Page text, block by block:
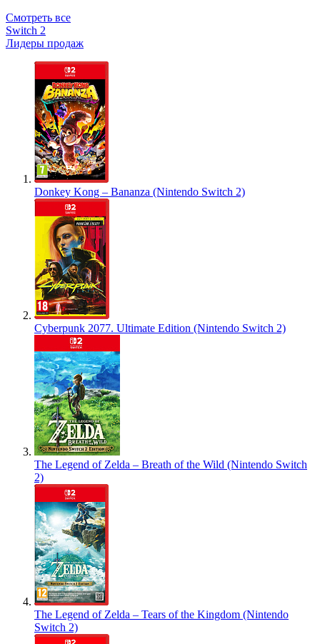
Смотреть все
Switch 2
Лидеры продаж
Donkey Kong – Bananza (Nintendo Switch 2)
Cyberpunk 2077. Ultimate Edition (Nintendo Switch 2)
The Legend of Zelda – Breath of the Wild (Nintendo Switch
2)
The Legend of Zelda – Tears of the Kingdom (Nintendo
Switch 2)